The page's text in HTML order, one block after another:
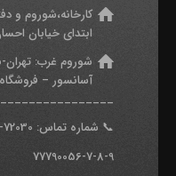
کارخانه،شوروم و
ابتدای خیابان
شوروم غرب:
آسانسور –
📞 شماره تماس: 7 2030
77790056-7-8-9